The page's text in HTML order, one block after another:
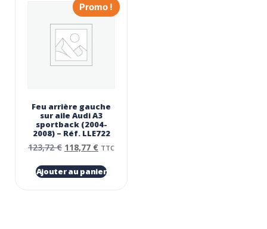
Promo !
Feu arrière gauche
sur aile Audi A3
sportback (2004-
2008) – Réf. LLE722
123,72€ 118,77 € TTC
Ajouter au panier